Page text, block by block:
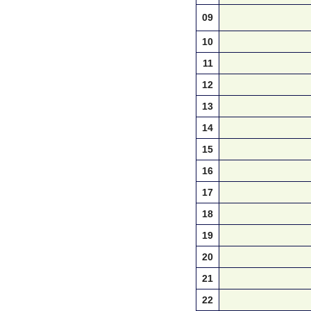
09
10
11
12
13
14
15
16
17
18
19
20
21
22